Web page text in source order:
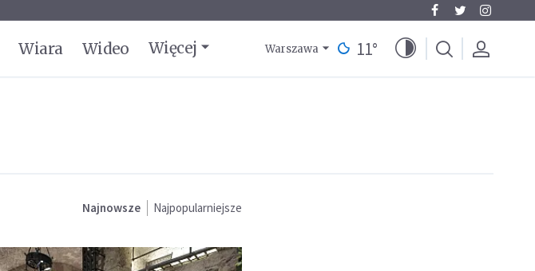
Wiara Wideo Więcej Warszawa 11°
Najnowsze Najpopularniejsze